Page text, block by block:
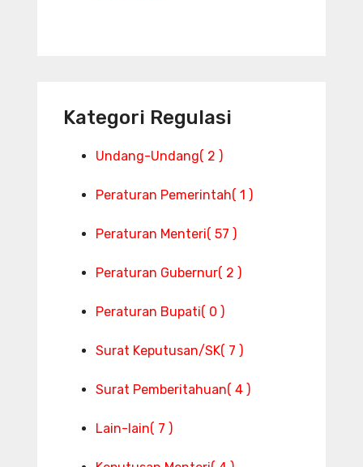
Kategori Regulasi
Undang-Undang( 2 )
Peraturan Pemerintah( 1 )
Peraturan Menteri( 57 )
Peraturan Gubernur( 2 )
Peraturan Bupati( 0 )
Surat Keputusan/SK( 7 )
Surat Pemberitahuan( 4 )
Lain-lain( 7 )